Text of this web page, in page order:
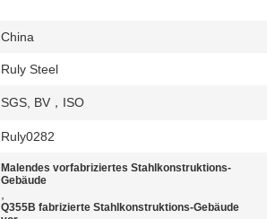
China
Ruly Steel
SGS, BV，ISO
Ruly0282
Malendes vorfabriziertes Stahlkonstruktions-
Gebäude
,
Q355B fabrizierte Stahlkonstruktions-Gebäude